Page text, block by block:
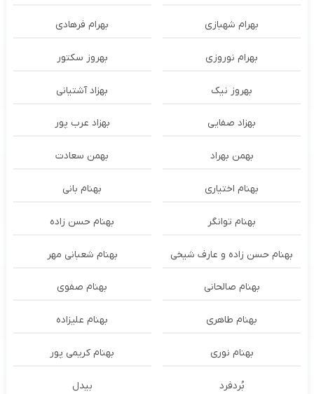
بهرام شهبازی بهرام فرهادی
بهرام نوروزی بهروز سکتور
بهروز نیک بهزاد آشتیانی
بهزاد صفایی بهزاد عرب پور
بهمن بهراد بهمن سعادت
بهنام اختیاری بهنام بانی
بهنام توانگر بهنام حسن زاده
بهنام حسن زاده و عارف شیخی بهنام شعبانی مهر
بهنام صالحانی بهنام صفوی
بهنام طاهری بهنام علیزاده
بهنام نوری بهنام کریمی پور
بُردفرد بیدل